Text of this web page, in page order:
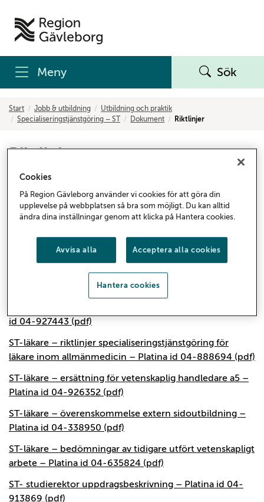
Meny Sök
Start Jobb & utbildning
Utbildning och praktik
Specialiseringstjänstgöring – ST
Dokument Riktlinjer
Riktlinjer
Handledning av ST-läkare (pdf)
ST-läkare – rapport utlandspraktik – Platina id 04-
339055 (pdf)
ST-läkare – överenskommelse utlandspraktik – Platina
id 04-272204 (pdf)
ST-läkare – riktlinjer för utlandspraktik – Platina id 04-
id 04-927443 (pdf)
ST-läkare – riktlinjer specialiseringstjänstgöring för
läkare inom allmänmedicin – Platina id 04-888694 (pdf)
ST-läkare – ersättning för vetenskaplig handledare a5 –
Platina id 04-926352 (pdf)
ST-läkare – överenskommelse extern sidoutbildning –
Platina id 04-338950 (pdf)
ST-läkare – bedömningar av tidigare utfört vetenskapligt
arbete – Platina id 04-635824 (pdf)
ST- studierektor uppdragsbeskrivning – Platina id 04-
913869 (pdf)
Cookies
På Region Gävleborg använder vi cookies för att göra din
upplevelse på webbplatsen så bra som möjligt. Du kan alltid
ändra dina inställningar genom att klicka på Hantera cookies.
Avvisa alla Acceptera alla cookies
Hantera cookies